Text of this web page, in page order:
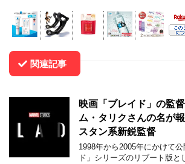
関連記事
映画「ブレイド」の監
ム・タリクさんの名が
スタン系新鋭監督
1998年から2005年にかけて
ド」シリーズのリブート版と